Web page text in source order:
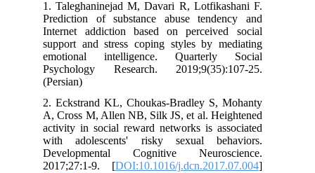
1. Taleghaninejad M, Davari R,
Prediction of substance abuse
Internet addiction based on
support and stress coping styles by
emotional intelligence.
Psychology Research.
2. Eckstrand KL, Choukas-Bradley S,
A, Cross M, Allen NB, Silk JS, et al.
activity in social reward networks is
with adolescents' risky sexual
Developmental Cognitive
2017;27:1-9. [DOI:10.1016/